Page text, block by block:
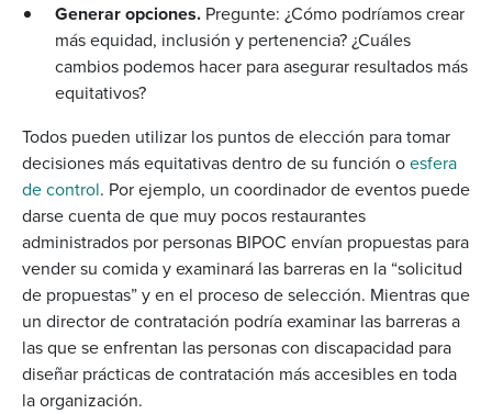
Generar opciones. Pregunte: ¿Cómo podríamos crear
más equidad, inclusión y pertenencia? ¿Cuáles
cambios podemos hacer para asegurar resultados más
equitativos?
Todos pueden utilizar los puntos de elección para tomar
decisiones más equitativas dentro de su función oesfera
de control. Por ejemplo, un coordinador de eventos puede
darse cuenta de que muy pocos restaurantes
administrados por personas BIPOC envían propuestas para
vender su comida y examinará las barreras en la “solicitud
de propuestas” y en el proceso de selección. Mientras que
un director de contratación podría examinar las barreras a
las que se enfrentan las personas con discapacidad para
diseñar prácticas de contratación más accesibles en toda
la organización.